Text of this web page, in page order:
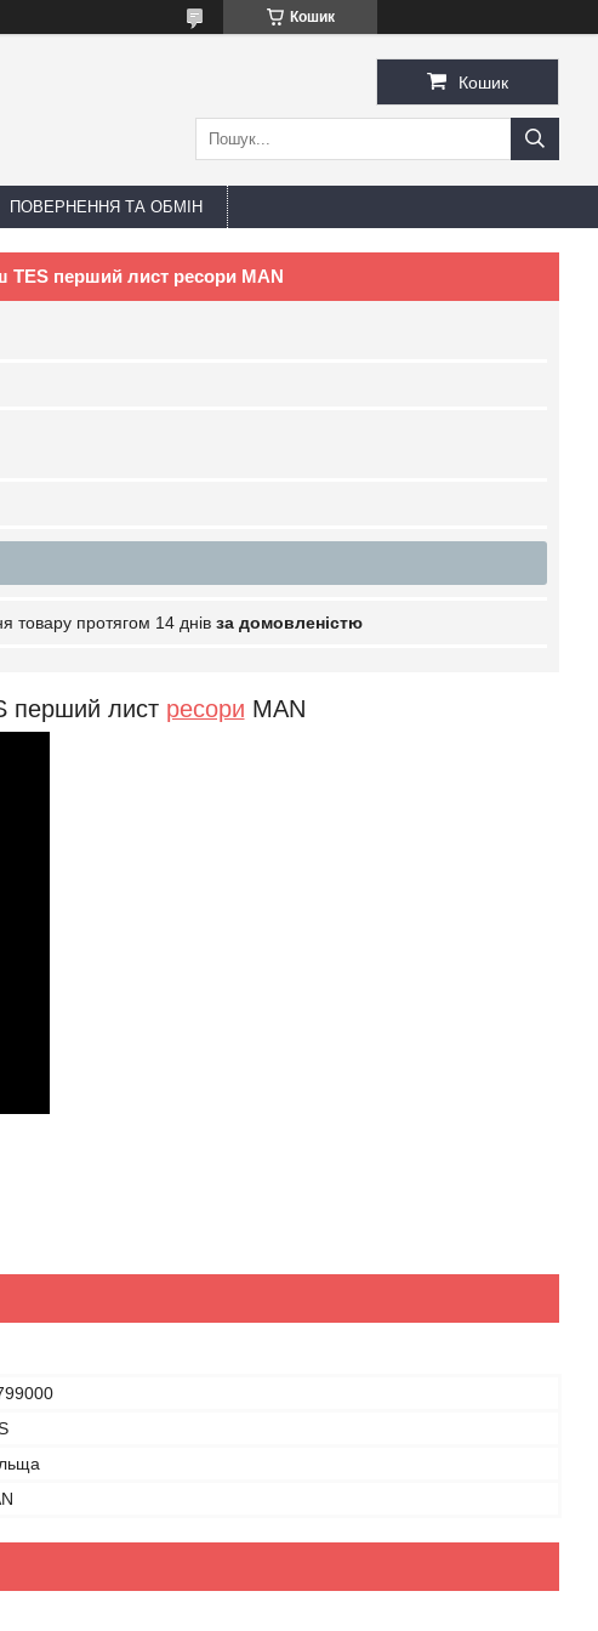
Кошик
Кошик
ПОВЕРНЕННЯ ТА ОБМІН
TES перший лист ресори MAN
товару протягом 14 днів за домовленістю
перший лист ресори MAN